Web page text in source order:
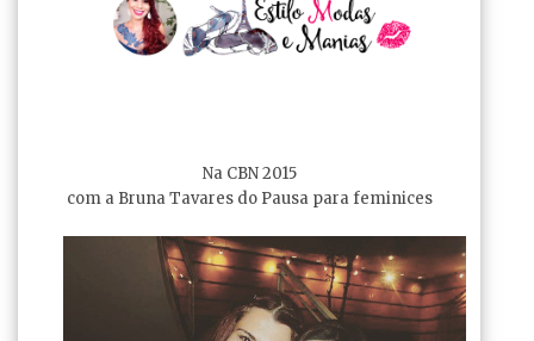
Na CBN 2015
com a Bruna Tavares do Pausa para feminices